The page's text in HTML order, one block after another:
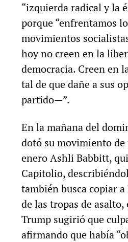
“izquierda radical y la
porque “enfrentamos
movimientos
hoy no creen en la
democracia. Creen en
tal de que dañe a sus
partido—”.
En la mañana del
dotó su movimiento
enero Ashli Babbitt,
Capitolio,
también busca copiar
de las tropas de
Trump sugirió que
afirmando que había